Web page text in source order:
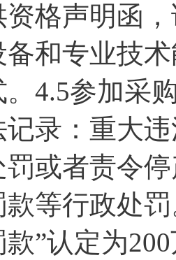
资格声明函
备和专业技
。4.5参加采
记录：重大
罚或者责令
款等行政处
款”认定为